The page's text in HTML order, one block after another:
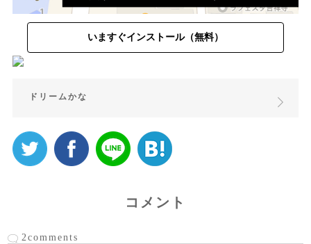
いますぐインストール（無料）
ドリームかな
コメント
2comments